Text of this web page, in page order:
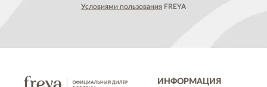
Условиями пользования FREYA
ИНФОРМАЦИЯ